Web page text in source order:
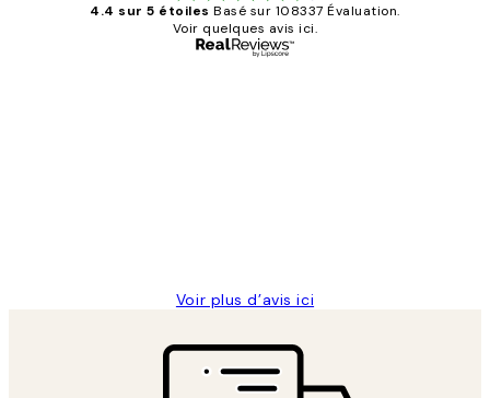
4.4 sur 5 étoiles Basé sur 108337 Évaluation.
Voir quelques avis ici.
Voir plus d’avis ici